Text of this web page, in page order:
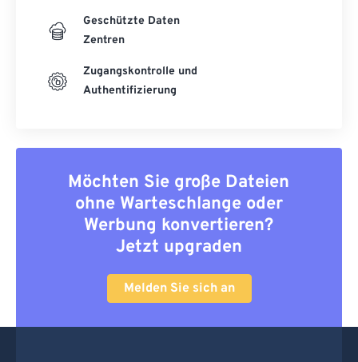
Geschützte Daten
Zentren
Zugangskontrolle und
Authentifizierung
Möchten Sie große Dateien
ohne Warteschlange oder
Werbung konvertieren?
Jetzt upgraden
Melden Sie sich an